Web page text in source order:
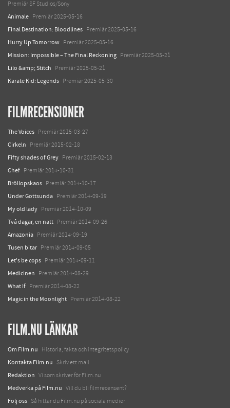
Premiär SF Studios/Sony
Animale Premiär 2025-05-16
Final Destination: Bloodlines Premiär 2025-05-16
Hurry Up Tomorrow Premiär 2025-05-16
Mission: Impossible – The Final Reckoning Premiär 2025-05-21
Lilo &amp; Stitch Premiär 2025-05-21
Karate Kid: Legends Premiär 2025-05-30
FILMRECENSIONER
The Voices Premiär 2015-03-27
Cirkeln Premiär 2015-02-18
Fifty shades of Grey Premiär 2015-02-13
Chef Premiär 2014-10-31
Bröllopskaos Premiär 2014-10-17
Under Gottsunda Premiär 2014-09-19
My old lady Premiär 2014-10-09
Två dagar, en natt Premiär 2014-09-26
Amazonia Premiär 2014-09-19
Tusen bitar Premiär 2014-09-05
Let's be cops Premiär 2014-09-11
Medicinen Premiär 2014-08-29
What If Premiär 2014-08-22
Magic in the Moonlight Premiär 2014-08-22
FILM.NU LÄNKAR
Om Film.nu Historia, fakta och integritetspolicy
Kontakta Film.nu Skriv ett mail
Redaktion Vi som skriver för Film.nu
Medverka på Film.nu Vill du bli filmrecensent?
Följ oss Så hittar du Film.nu på sociala medier